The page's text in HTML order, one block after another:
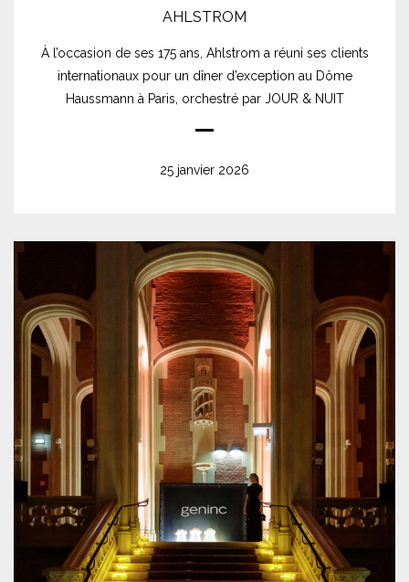
AHLSTROM
À l’occasion de ses 175 ans, Ahlstrom a réuni ses clients
internationaux pour un dîner d’exception au Dôme
Haussmann à Paris, orchestré par JOUR & NUIT
25 janvier 2026